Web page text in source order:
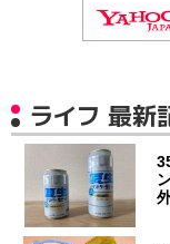
ライフ 最新